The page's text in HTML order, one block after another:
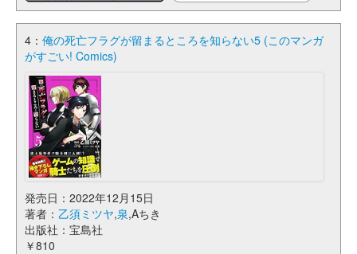
4： 俺の死亡フラグが留まるところを知らない5 (このマンガ
がすごい! Comics)
発売日：2022年12月15日
著者： 乙須ミツヤ,泉,Aちき
出版社：宝島社
￥810